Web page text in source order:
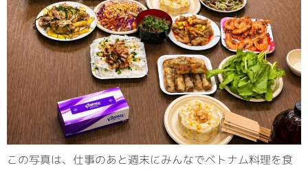
この写真は、仕事のあと週末にみんなでベトナム料理を食